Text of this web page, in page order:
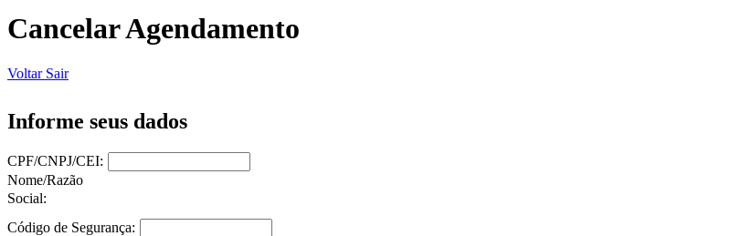
Cancelar Agendamento
Voltar Sair
Informe seus dados
CPF/CNPJ/CEI:
Nome/Razão
Social:
Código de Segurança: